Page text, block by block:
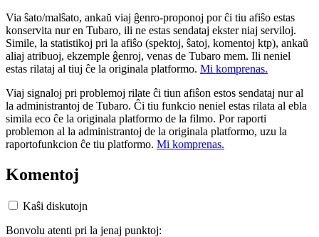
Via ŝato/malŝato, ankaŭ viaj ĝenro-proponoj por ĉi tiu afiŝo estas
konservita nur en Tubaro, ili ne estas sendataj ekster niaj serviloj.
Simile, la statistikoj pri la afiŝo (spektoj, ŝatoj, komentoj ktp), ankaŭ
aliaj atribuoj, ekzemple ĝenroj, venas de Tubaro mem. Ili neniel
estas rilataj al tiuj ĉe la originala platformo. Mi komprenas.
Viaj signaloj pri problemoj rilate ĉi tiun afiŝon estos sendataj nur al
la administrantoj de Tubaro. Ĉi tiu funkcio neniel estas rilata al ebla
simila eco ĉe la originala platformo de la filmo. Por raporti
problemon al la administrantoj de la originala platformo, uzu la
raportofunkcion ĉe tiu platformo. Mi komprenas.
Komentoj
Kaŝi diskutojn
Bonvolu atenti pri la jenaj punktoj: